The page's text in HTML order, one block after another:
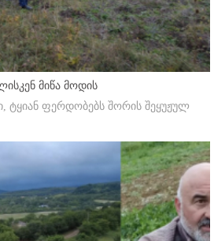
მიწა მოდის
ტყიან ფერდობებს შორის შეყუჟულ